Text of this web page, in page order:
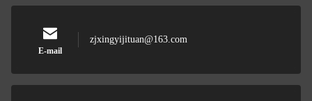
E-mail
zjxingyijituan@163.com